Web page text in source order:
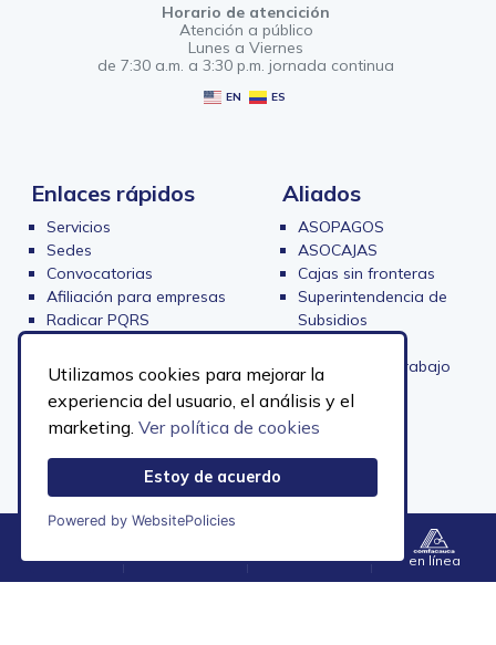
Utilizamos cookies para mejorar la
experiencia del usuario, el análisis y el
marketing. Ver política de cookies
Estoy de acuerdo
Powered by WebsitePolicies
Menú Contacto Accesibilidad en línea
Horario de atencición
Atención a público
Lunes a Viernes
de 7:30 a.m. a 3:30 p.m. jornada continua
EN ES
Enlaces rápidos
Servicios
Sedes
Convocatorias
Afiliación para empresas
Radicar PQRS
Política de protección de datos
Transparencia y acceso a la
información
Aliados
ASOPAGOS
ASOCAJAS
Cajas sin fronteras
Superintendencia de
Subsidios
Ministerio de Trabajo
Contraloría